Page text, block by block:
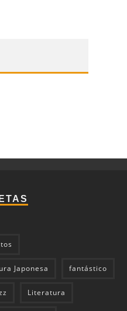
Japonesa fantástico
Literatura